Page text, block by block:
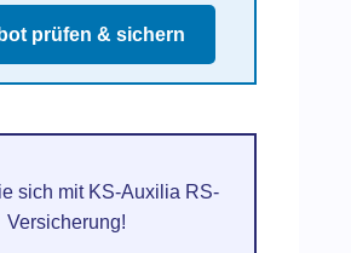
prüfen & sichern
sich mit KS-Auxilia RS-
Versicherung!